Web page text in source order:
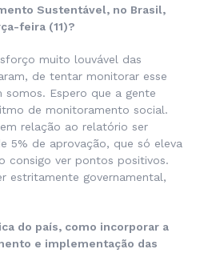
Sustentável, no Brasil,
feira (11)?
muito louvável das
de tentar monitorar esse
Espero que a gente
de monitoramento social.
relação ao relatório ser
5% de aprovação, que só eleva
consigo ver pontos positivos.
estritamente governamental,
do país, como incorporar a
e implementação das